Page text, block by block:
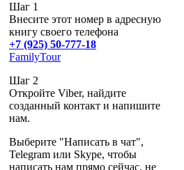
Шаг 1
Внесите этот номер в адресную
книгу своего телефона
+7 (925) 50-777-18
FamilyTour
Шаг 2
Откройте Viber, найдите
созданный контакт и напишите
нам.
Выберите "Написать в чат",
Telegram или Skype, чтобы
написать нам прямо сейчас, не